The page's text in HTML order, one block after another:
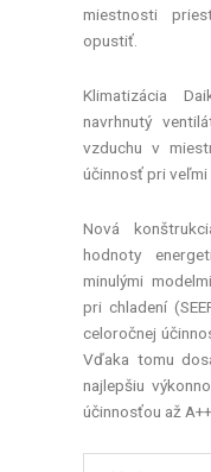
miestnosti
opustiť.
Klimatizácia
navrhnutý
vzduchu v
účinnosť pri veľmi
Nová
hodnoty
minulými
pri chladení
celoročnej
Vďaka tomu
najlepšiu
účinnosťou až